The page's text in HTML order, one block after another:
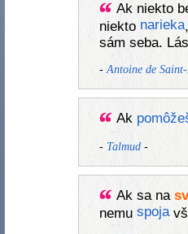
Ak niekto
niekto narieka
sám seba.
- Antoine de
Ak
- Talmud-
Ak sa na
nemu spoja